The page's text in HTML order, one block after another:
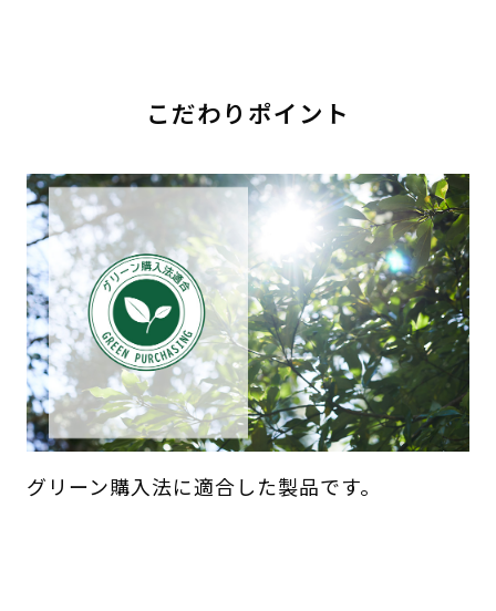
こだわりポイント
グリーン購入法に適合した製品です。